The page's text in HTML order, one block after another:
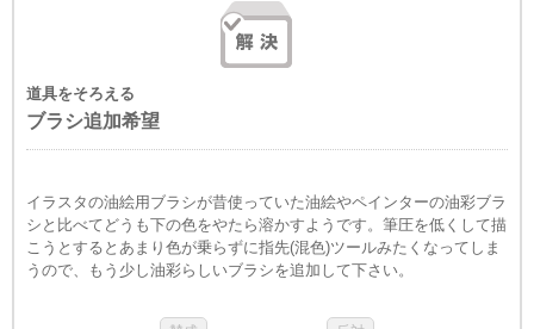
道具をそろえる
ブラシ追加希望
イラスタの油絵用ブラシが昔使っていた油絵やペインターの油彩ブラ
シと比べてどうも下の色をやたら溶かすようです。筆圧を低くして描
こうとするとあまり色が乗らずに指先(混色)ツールみたくなってしま
うので、もう少し油彩らしいブラシを追加して下さい。